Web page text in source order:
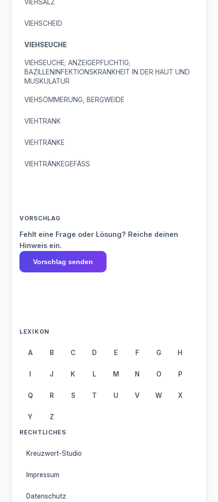
VIEHSALZ
VIEHSCHEID
VIEHSEUCHE
VIEHSEUCHE; ANZEIGEPFLICHTIG;
BAZILLENINFEKTIONSKRANKHEIT IN DER HAUT UND
MUSKULATUR
VIEHSÖMMERUNG, BERGWEIDE
VIEHTRANK
VIEHTRÄNKE
VIEHTRÄNKEGEFÄSS
VORSCHLAG
Fehlt eine Frage oder Lösung? Reiche deinen
Hinweis ein.
Vorschlag senden
LEXIKON
A B C D E F G H
I J K L M N O P
Q R S T U V W X
Y Z
RECHTLICHES
Kreuzwort-Studio
Impressum
Datenschutz